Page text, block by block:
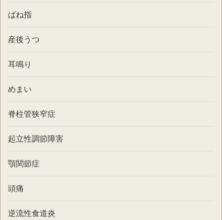
ばね指
産後うつ
耳鳴り
めまい
脊柱管狭窄症
起立性調節障害
顎関節症
頭痛
逆流性食道炎